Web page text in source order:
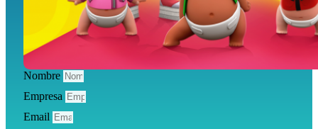
Nombre
Empresa
Email